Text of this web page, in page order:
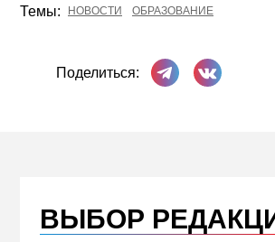
Темы: НОВОСТИ ОБРАЗОВАНИЕ
Поделиться:
Поделиться в
Поделиться
ВЫБОР